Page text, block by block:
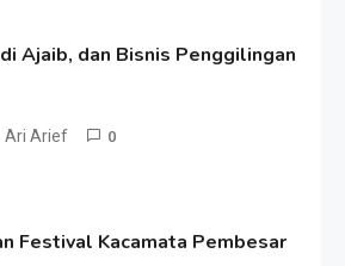
Ajaib, dan Bisnis Penggilingan
Ari Arief 0
Festival Kacamata Pembesar
Karang
Blok!